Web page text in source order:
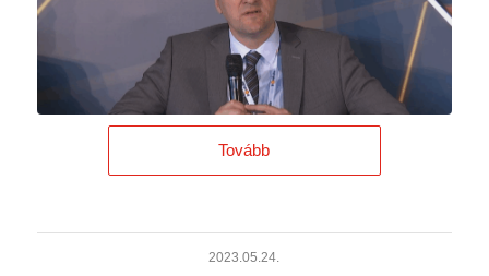
Tovább
2023.05.24.